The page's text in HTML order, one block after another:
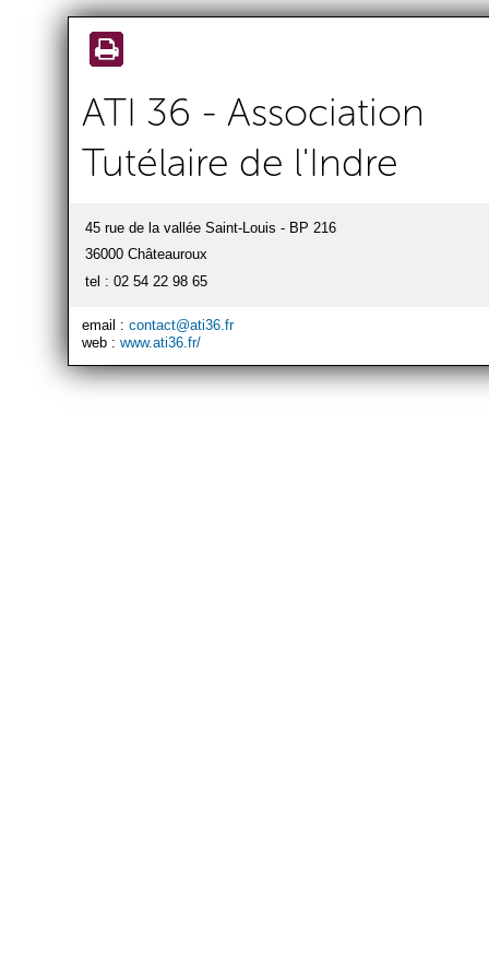
Aller au
ATI 36 - Association
Tutélaire de l'Indre
45 rue de la vallée Saint-Louis - BP 216
36000 Châteauroux
tel : 02 54 22 98 65
email : contact@ati36.fr
web : www.ati36.fr/